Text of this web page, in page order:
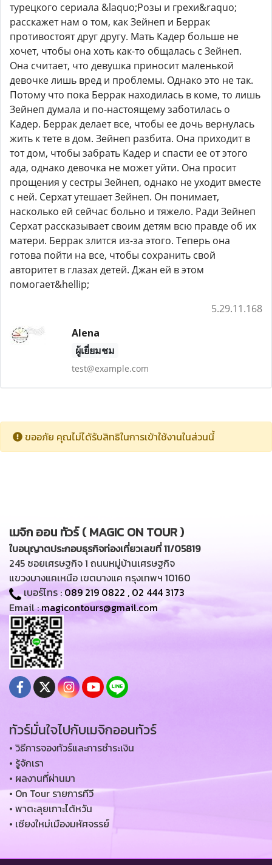
турецкого сериала &laquo;Розы и грехи&raquo;
расскажет нам о том, как Зейнеп и Беррак
противостоят друг другу. Мать Кадер больше не
хочет, чтобы она хоть как-то общалась с Зейнеп.
Она считает, что девушка приносит маленькой
девочке лишь вред и проблемы. Однако это не так.
Потому что пока Беррак находилась в коме, то лишь
Зейнеп думала и по-настоящему заботилась о
Кадер. Беррак делает все, чтобы ее дочь вернулась
жить к тете в дом. Зейнеп разбита. Она приходит в
тот дом, чтобы забрать Кадер и спасти ее от этого
ада, однако девочка не может уйти. Она просит
прощения у сестры Зейнеп, однако не уходит вместе
с ней. Серхат утешает Зейнеп. Он понимает,
насколько ей сейчас больно и тяжело. Ради Зейнеп
Серхат рассказывает своим детям всю правде об их
матери. Беррак злится из-за этого. Теперь она
готова пойти на все, чтобы сохранить свой
авторитет в глазах детей. Джан ей в этом
помогает&hellip;
5.29.11.168
Alena
ผู้เยี่ยมชม
test@example.com
ขออภัย คุณไม่ได้รับสิทธิในการเข้าใช้งานในส่วนนี้
เมจิก ออน ทัวร์ ( MAGIC ON TOUR )
ใบอนุญาตประกอบธุรกิจท่องเที่ยวเลขที่ 11/05819
245 ซอยเศรษฐกิจ 1 ถนนหมู่บ้านเศรษฐกิจ
แขวงบางแคเหนือ เขตบางแค กรุงเทพฯ 10160
เบอร์โทร :089 219 0822 , 02 444 3173
Email :magicontours@gmail.com
ทัวร์มั่นใจไปกับเมจิกออนทัวร์
• วิธีการจองทัวร์และการชำระเงิน
• รู้จักเรา
• ผลงานที่ผ่านมา
• On Tour รายการทีวี
• พาตะลุยเกาะไต้หวัน
• เชียงใหม่เมืองมหัศจรรย์